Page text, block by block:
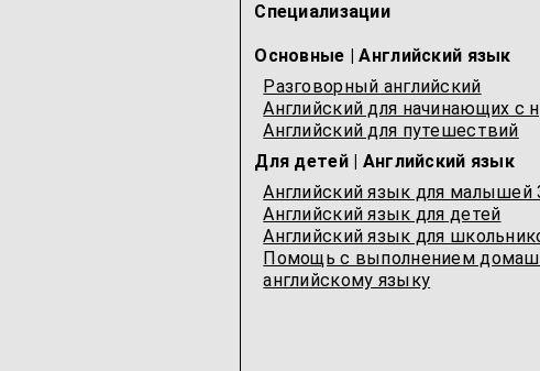
Специализации
Основные | Английский язык
Разговорный английский
Английский для начинающих с
Английский для путешествий
Для детей | Английский язык
Английский язык для малышей
Английский язык для детей
Английский язык для
Помощь с выполнением
английскому языку